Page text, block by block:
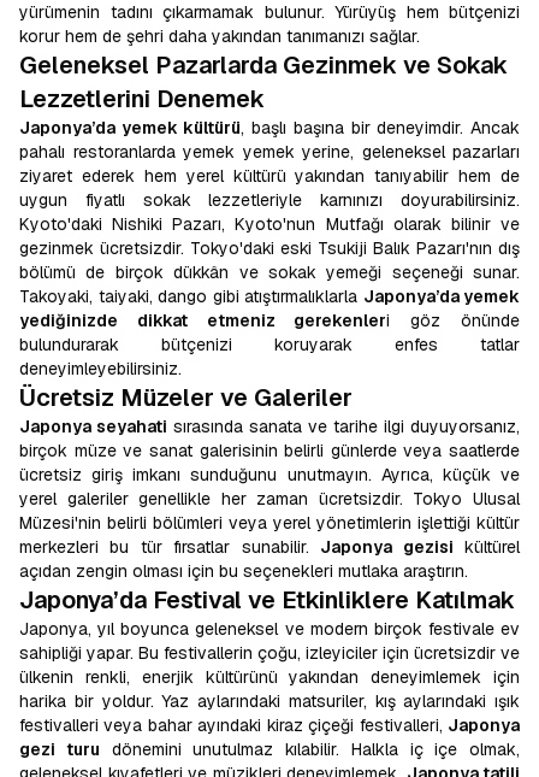
yürümenin tadını çıkarmamak bulunur. Yürüyüş hem bütçenizi
korur hem de şehri daha yakından tanımanızı sağlar.
Geleneksel Pazarlarda Gezinmek ve Sokak
Lezzetlerini Denemek
Japonya’da yemek kültürü, başlı başına bir deneyimdir. Ancak
pahalı restoranlarda yemek yemek yerine, geleneksel pazarları
ziyaret ederek hem yerel kültürü yakından tanıyabilir hem de
uygun fiyatlı sokak lezzetleriyle karnınızı doyurabilirsiniz.
Kyoto'daki Nishiki Pazarı, Kyoto'nun Mutfağı olarak bilinir ve
gezinmek ücretsizdir. Tokyo'daki eski Tsukiji Balık Pazarı'nın dış
bölümü de birçok dükkân ve sokak yemeği seçeneği sunar.
Takoyaki, taiyaki, dango gibi atıştırmalıklarla Japonya’da yemek
yediğinizde dikkat etmeniz gerekenleri göz önünde
bulundurarak bütçenizi koruyarak enfes tatlar
deneyimleyebilirsiniz.
Ücretsiz Müzeler ve Galeriler
Japonya seyahati sırasında sanata ve tarihe ilgi duyuyorsanız,
birçok müze ve sanat galerisinin belirli günlerde veya saatlerde
ücretsiz giriş imkanı sunduğunu unutmayın. Ayrıca, küçük ve
yerel galeriler genellikle her zaman ücretsizdir. Tokyo Ulusal
Müzesi'nin belirli bölümleri veya yerel yönetimlerin işlettiği kültür
merkezleri bu tür fırsatlar sunabilir. Japonya gezisi kültürel
açıdan zengin olması için bu seçenekleri mutlaka araştırın.
Japonya’da Festival ve Etkinliklere Katılmak
Japonya, yıl boyunca geleneksel ve modern birçok festivale ev
sahipliği yapar. Bu festivallerin çoğu, izleyiciler için ücretsizdir ve
ülkenin renkli, enerjik kültürünü yakından deneyimlemek için
harika bir yoldur. Yaz aylarındaki matsuriler, kış aylarındaki ışık
festivalleri veya bahar ayındaki kiraz çiçeği festivalleri, Japonya
gezi turu dönemini unutulmaz kılabilir. Halkla iç içe olmak,